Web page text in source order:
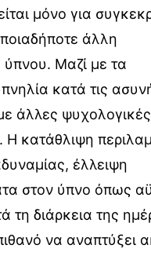
μόνο για
άλλη
ύπνου. Μαζί με τα
κατά τις
άλλες ψυχολογικές
κατάθλιψη
έλλειψη
στον ύπνο όπως
τη διάρκεια της
να αναπτύξει